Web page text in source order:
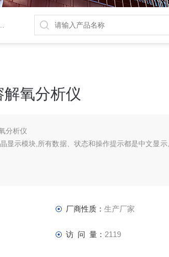
氧分析仪
分析仪
显示模块,所有数据、状态和操作提示都是中文显示
厂商性质： 生产厂家
访 问 量： 2119